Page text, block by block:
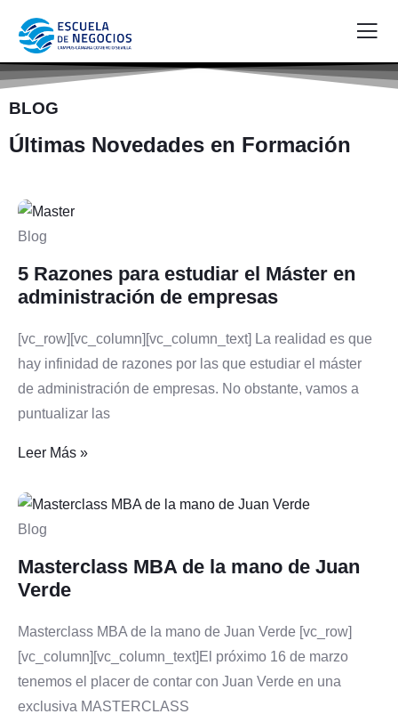
BLOG
Últimas Novedades en Formación
Blog
5 Razones para estudiar el Máster en
administración de empresas
[vc_row][vc_column][vc_column_text] La realidad es que
hay infinidad de razones por las que estudiar el máster
de administración de empresas. No obstante, vamos a
puntualizar las
Leer Más »
Blog
Masterclass MBA de la mano de Juan
Verde
Masterclass MBA de la mano de Juan Verde [vc_row]
[vc_column][vc_column_text]El próximo 16 de marzo
tenemos el placer de contar con Juan Verde en una
exclusiva MASTERCLASS